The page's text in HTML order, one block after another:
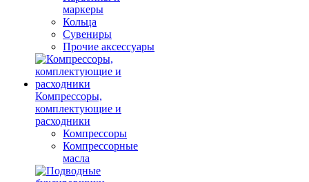
маркеры
Кольца
Сувениры
Прочие аксессуары
Компрессоры,
комплектующие и
расходники
Компрессоры
Компрессорные
масла